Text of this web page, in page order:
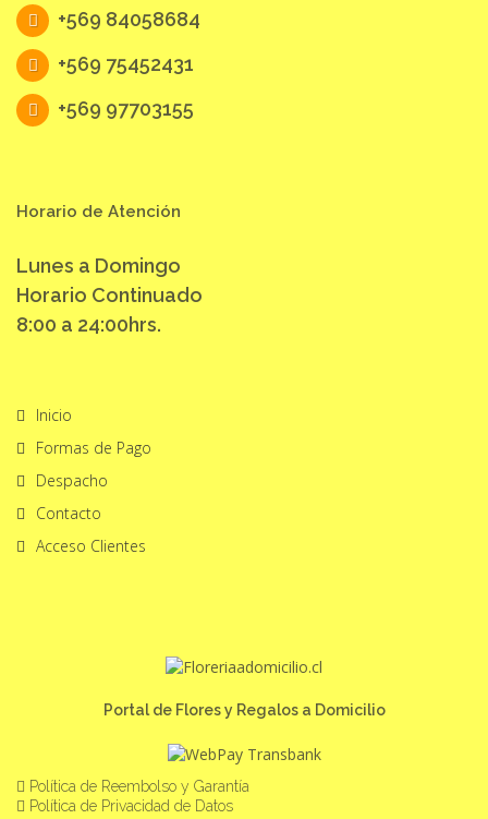
+569 84058684
+569 75452431
+569 97703155
Horario de Atención
Lunes a Domingo
Horario Continuado
8:00 a 24:00hrs.
Inicio
Formas de Pago
Despacho
Contacto
Acceso Clientes
Portal de Flores y Regalos a Domicilio
Política de Reembolso y Garantía
Política de Privacidad de Datos